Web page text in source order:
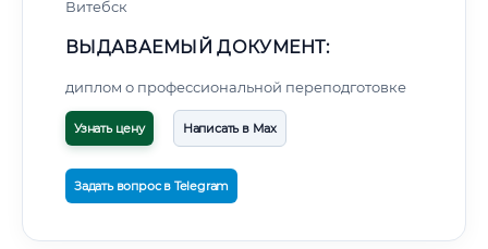
Витебск
ВЫДАВАЕМЫЙ ДОКУМЕНТ:
диплом о профессиональной переподготовке
Узнать цену Написать в Max
Задать вопрос в Telegram